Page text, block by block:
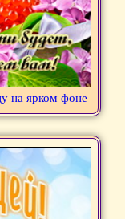
на ярком фоне